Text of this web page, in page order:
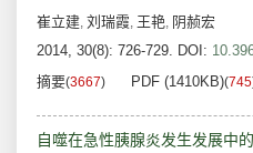
崔立建, 刘瑞霞, 王艳, 阴赪宏
2014, 30(8): 726-729. DOI:
摘要(3667) PDF (1410KB)(745
自噬在急性胰腺炎发生发展中